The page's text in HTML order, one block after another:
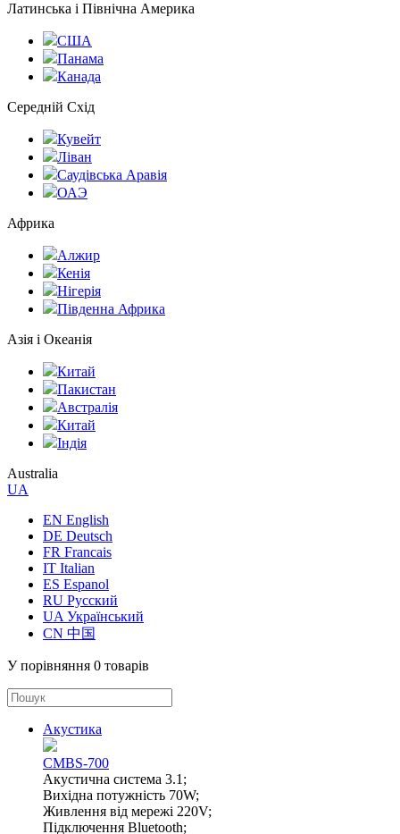
Латинська і Північна Америка
США
Панама
Канада
Середній Схід
Кувейт
Ліван
Саудівська Аравія
ОАЭ
Африка
Алжир
Кенія
Нігерія
Південна Африка
Азія і Океанія
Китай
Пакистан
Австралія
Китай
Індія
Australia
UA
EN English
DE Deutsch
FR Francais
IT Italian
ES Espanol
RU Русский
UA Український
CN 中国
У порівняння 0 товарів
Акустика
CMBS-700
Акустична система 3.1;
Вихідна потужність 70W;
Живлення від мережі 220V;
Підключення Bluetooth;